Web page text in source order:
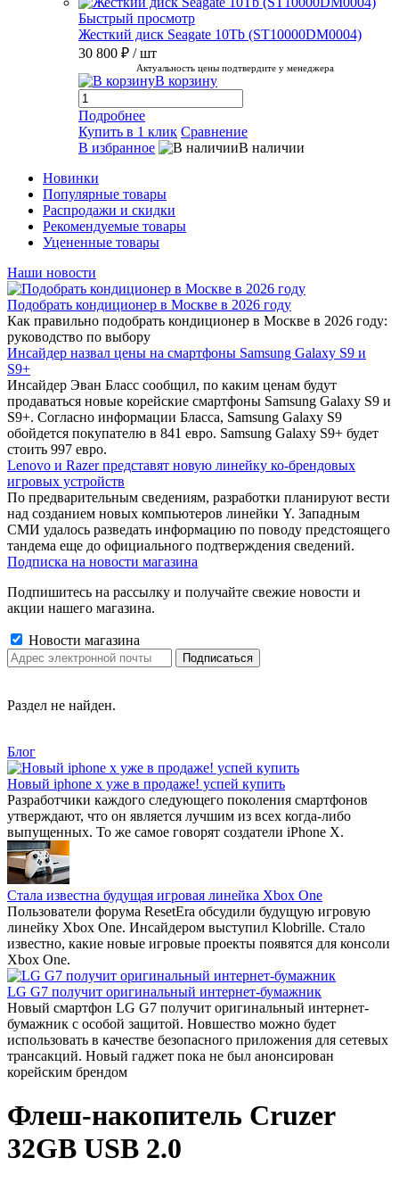
Быстрый просмотр
Жесткий диск Seagate 10Tb (ST10000DM0004)
30 800 ₽ / шт
Актуальность цены подтвердите у менеджера
В корзину
Подробнее
Купить в 1 клик Сравнение
В избранное
В наличии
Новинки
Популярные товары
Распродажи и скидки
Рекомендуемые товары
Уцененные товары
Наши новости
Подобрать кондиционер в Москве в 2026 году
Как правильно подобрать кондиционер в Москве в 2026 году:
руководство по выбору
Инсайдер назвал цены на смартфоны Samsung Galaxy S9 и
S9+
Инсайдер Эван Бласс сообщил, по каким ценам будут
продаваться новые корейские смартфоны Samsung Galaxy S9 и
S9+. Согласно информации Бласса, Samsung Galaxy S9
обойдется покупателю в 841 евро. Samsung Galaxy S9+ будет
стоить 997 евро.
Lenovo и Razer представят новую линейку ко-брендовых
игровых устройств
По предварительным сведениям, разработки планируют вести
над созданием новых компьютеров линейки Y. Западным
СМИ удалось разведать информацию по поводу предстоящего
тандема еще до официального подтверждения сведений.
Подписка на новости магазина
Подпишитесь на рассылку и получайте свежие новости и
акции нашего магазина.
Новости магазина
Раздел не найден.
Блог
Новый iphone x уже в продаже! успей купить
Разработчики каждого следующего поколения смартфонов
утверждают, что он является лучшим из всех когда-либо
выпущенных. То же самое говорят создатели iPhone X.
Стала известна будущая игровая линейка Xbox One
Пользователи форума ResetEra обсудили будущую игровую
линейку Xbox One. Инсайдером выступил Klobrille. Стало
известно, какие новые игровые проекты появятся для консоли
Xbox One.
LG G7 получит оригинальный интернет-бумажник
Новый смартфон LG G7 получит оригинальный интернет-
бумажник с особой защитой. Новшество можно будет
использовать в качестве безопасного приложения для сетевых
трансакций. Новый гаджет пока не был анонсирован
корейским брендом
Флеш-накопитель Cruzer
32GB USB 2.0